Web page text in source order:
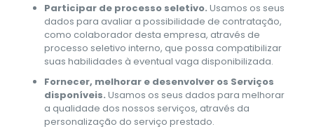
Participar de processo seletivo. Usamos os seus
dados para avaliar a possibilidade de contratação,
como colaborador desta empresa, através de
processo seletivo interno, que possa compatibilizar
suas habilidades à eventual vaga disponibilizada.
Fornecer, melhorar e desenvolver os Serviços
disponíveis. Usamos os seus dados para melhorar
a qualidade dos nossos serviços, através da
personalização do serviço prestado.